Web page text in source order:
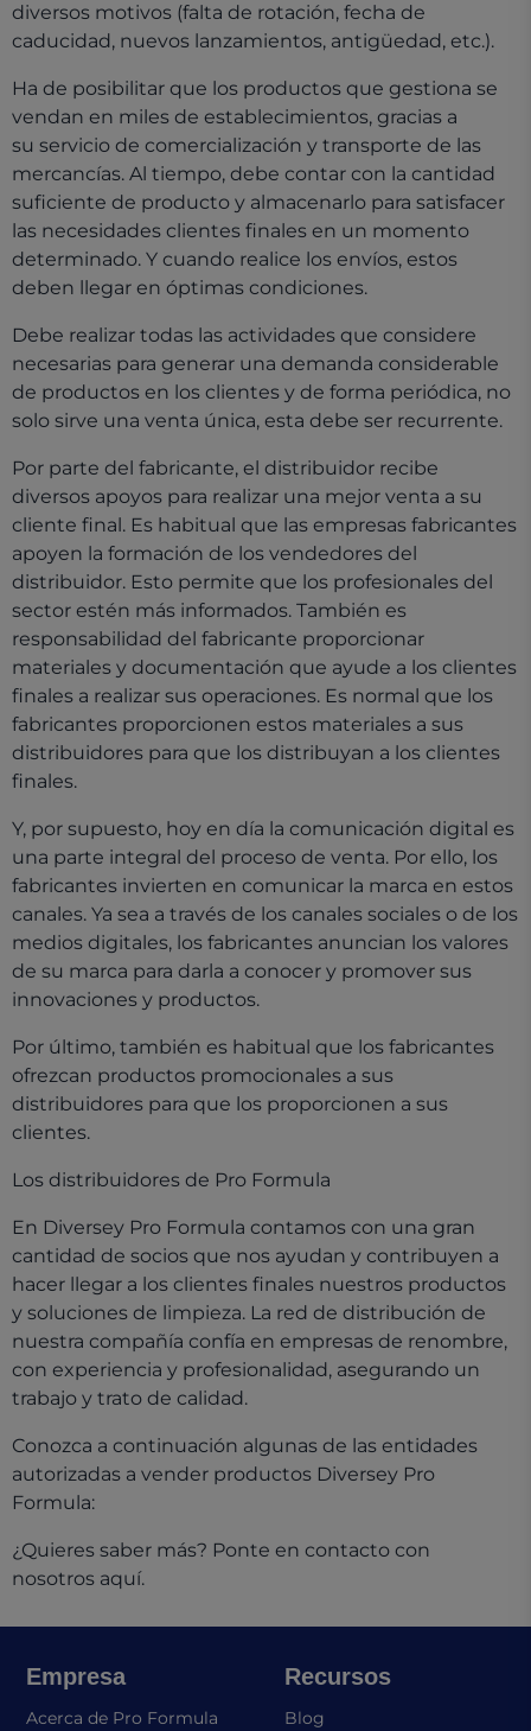
diversos motivos (falta de rotación, fecha de
caducidad, nuevos lanzamientos, antigüedad, etc.).
Ha de posibilitar que los productos que gestiona se
vendan en miles de establecimientos, gracias a
su servicio de comercialización y transporte de las
mercancías. Al tiempo, debe contar con la cantidad
suficiente de producto y almacenarlo para satisfacer
las necesidades clientes finales en un momento
determinado. Y cuando realice los envíos, estos
deben llegar en óptimas condiciones.
Debe realizar todas las actividades que considere
necesarias para generar una demanda considerable
de productos en los clientes y de forma periódica, no
solo sirve una venta única, esta debe ser recurrente.
Por parte del fabricante, el distribuidor recibe
diversos apoyos para realizar una mejor venta a su
cliente final. Es habitual que las empresas fabricantes
apoyen la formación de los vendedores del
distribuidor. Esto permite que los profesionales del
sector estén más informados. También es
responsabilidad del fabricante proporcionar
materiales y documentación que ayude a los clientes
finales a realizar sus operaciones. Es normal que los
fabricantes proporcionen estos materiales a sus
distribuidores para que los distribuyan a los clientes
finales.
Y, por supuesto, hoy en día la comunicación digital es
una parte integral del proceso de venta. Por ello, los
fabricantes invierten en comunicar la marca en estos
canales. Ya sea a través de los canales sociales o de los
medios digitales, los fabricantes anuncian los valores
de su marca para darla a conocer y promover sus
innovaciones y productos.
Por último, también es habitual que los fabricantes
ofrezcan productos promocionales a sus
distribuidores para que los proporcionen a sus
clientes.
Los distribuidores de Pro Formula
En Diversey Pro Formula contamos con una gran
cantidad de socios que nos ayudan y contribuyen a
hacer llegar a los clientes finales nuestros productos
y soluciones de limpieza. La red de distribución de
nuestra compañía confía en empresas de renombre,
con experiencia y profesionalidad, asegurando un
trabajo y trato de calidad.
Conozca a continuación algunas de las entidades
autorizadas a vender productos Diversey Pro
Formula:
¿Quieres saber más? Ponte en contacto con
nosotros aquí.
Empresa
Acerca de Pro Formula
Recursos
Blog